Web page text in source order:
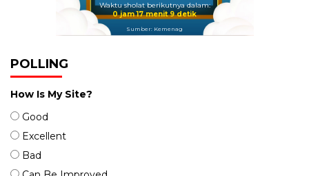
Waktu sholat berikutnya dalam:
0 jam 17 menit 8 detik
Sumber: Kemenag
POLLING
How Is My Site?
Good
Excellent
Bad